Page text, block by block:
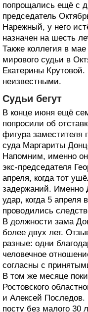
попрощались ещё с
председатель
Нарежный, у него
назначен на шесть
Также коллегия в
мирового судьи в
Екатерины
неизвестными.
Судьи бегут
В конце июня ещё
попросили об
фигура заместителя
суда Маргариты
Напомним, именно
экс-председателя
апреля, когда тот
задержаний. Именно
удар, когда 5
проводились
В должности зама
более двух лет.
разные: одни
человечное
согласны с
В том же месяце
Ростовского
и Алексей Последов.
посту без малого 30